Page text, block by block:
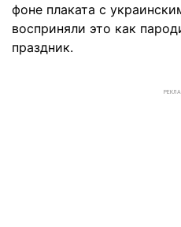
фоне плаката с
восприняли это как
праздник.